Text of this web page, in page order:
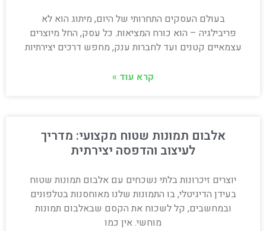
בעולם העסקים התחרותי של היום, מיתוג הוא לא
פריבילגיה – הוא כורח המציאות. כל עסק, החל מיוצרים
עצמאיים קטנים ועד לחברות ענק, מחפש דרכים יצירתיות
קרא עוד »
אלבום תמונות שטוח מקצועי: מדריך
לעיצוב והדפסה יצירתית
יוצרים זיכרונות בלתי נשכחים עם אלבום תמונות שטוח
בעידן הדיגיטלי, בו התמונות שלנו מאוחסנות בטלפונים
ובמחשבים, קל לשכוח את הקסם שבאלבום תמונות
מוחשי. אין כמו